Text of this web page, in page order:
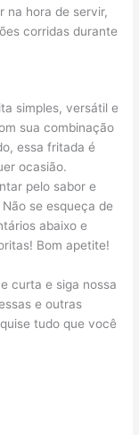
na hora de servir,
corridas durante
simples, versátil e
sua combinação
essa fritada é
ocasião.
pelo sabor e
se esqueça de
abaixo e
Bom apetite!
curta e siga nossa
e outras
tudo que você